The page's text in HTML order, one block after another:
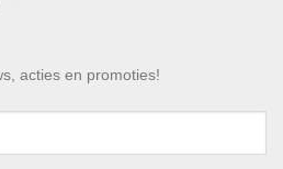
acties en promoties!